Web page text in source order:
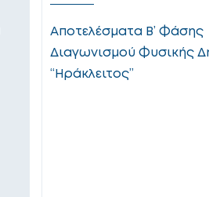
Αποτελέσματα Β’ Φάσης
Διαγωνισμού Φυσικής
“Ηράκλειτος”